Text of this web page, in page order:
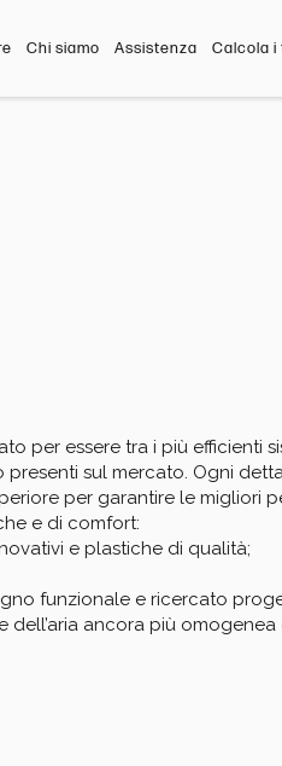
Chi siamo Assistenza Calcola i
per essere tra i più efficienti
sul mercato. Ogni
per garantire le migliori
e di comfort:
e plastiche di qualità;
funzionale e ricercato
dell’aria ancora più